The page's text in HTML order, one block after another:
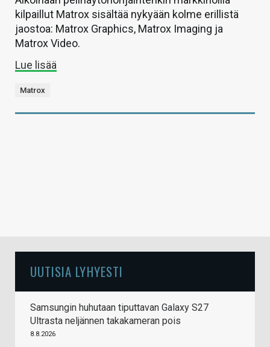
kilpaillut Matrox sisältää nykyään kolme erillistä
jaostoa: Matrox Graphics, Matrox Imaging ja
Matrox Video.
Lue lisää
Matrox
UUTISIA LYHYESTI
Samsungin huhutaan tiputtavan Galaxy S27
Ultrasta neljännen takakameran pois
8.8.2026